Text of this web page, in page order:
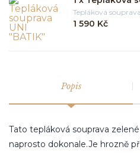
Tepláková souprava
1 590 Kč
Popis
Tato tepláková souprava
naprosto dokonale.Je hrozně